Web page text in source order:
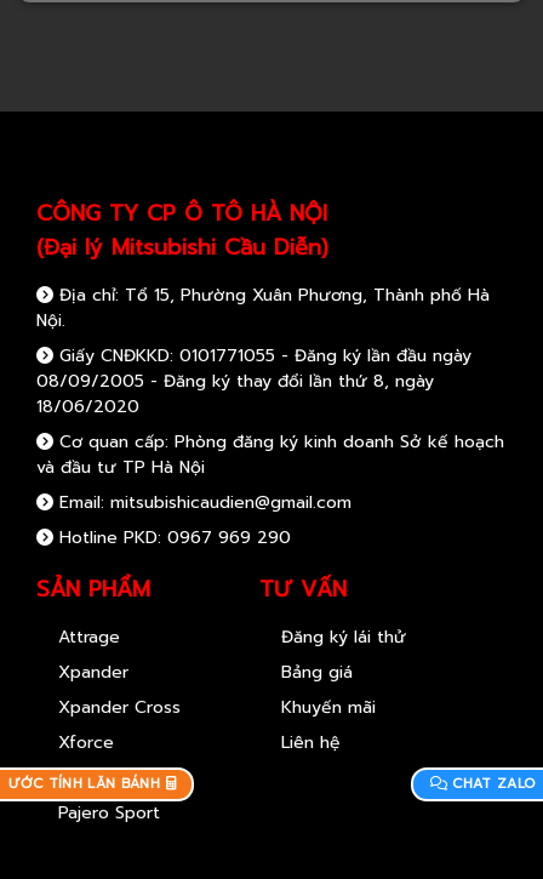
CÔNG TY CP Ô TÔ HÀ NỘI
(Đại lý Mitsubishi Cầu Diễn)
Địa chỉ: Tổ 15, Phường Xuân Phương, Thành phố Hà
Nội.
Giấy CNĐKKD: 0101771055 - Đăng ký lần đầu ngày
08/09/2005 - Đăng ký thay đổi lần thứ 8, ngày
18/06/2020
Cơ quan cấp: Phòng đăng ký kinh doanh Sở kế hoạch
và đầu tư TP Hà Nội
Email: mitsubishicaudien@gmail.com
Hotline PKD: 0967 969 290
SẢN PHẨM
Attrage
Xpander
Xpander Cross
Xforce
Destinator
Pajero Sport
TƯ VẤN
Đăng ký lái thử
Bảng giá
Khuyến mãi
Liên hệ
ƯỚC TÍNH LĂN BÁNH CHAT ZALO